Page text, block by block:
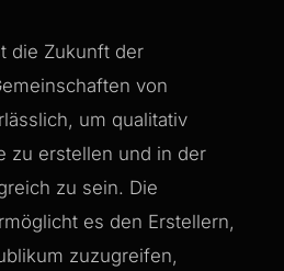
die Zukunft der
von
um qualitativ
zu erstellen und in der
zu sein. Die
es den Erstellern,
zuzugreifen,